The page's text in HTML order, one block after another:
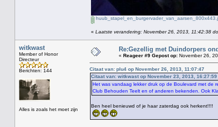
« Laatste verandering: November 26, 2013, 11:42:38
witkwast
Member of Honor
Directeur
Berichten: 144
Alles is zoals het moet zijn
Re:Gezellig met Duindorpers
« Reageer #9 Gepost op: November 26,
Citaat van: plu4 op November 26, 2013, 11:07:47
Citaat van: witkwast op November 23, 2013, 16:27:59
Het was vandaag lekker druk op de Boulevard met de
Club Behouden Teelt en of anderen bekenden. Ook
Ben heel benieuwd of je haar zaterdag ook herkent!!!!